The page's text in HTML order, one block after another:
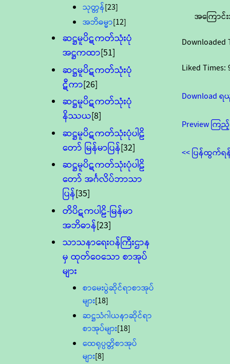
သုတ္တန်[23]
အဘိဓမ္မာ[12]
ဆဋ္ဌမူပိဋကတ်သုံးပုံ
အဋ္ဌကထာ[51]
ဆဋ္ဌမူပိဋကတ်သုံးပုံ
ဋီကာ[26]
ဆဋ္ဌမူပိဋကတ်သုံးပုံ
နိဿယ[8]
ဆဋ္ဌမူပိဋကတ်သုံးပုံပါဠိ
တော် မြန်မာပြန်[32]
ဆဋ္ဌမူပိဋကတ်သုံးပုံပါဠိ
တော် အင်္ဂလိပ်ဘာသာ
ပြန်[35]
တိပိဋကပါဠိ-မြန်မာ
အဘိဓာန်[23]
သာသနာရေး၀န်ကြီးဌာန
မှ ထုတ်ဝေသော စာအုပ်
များ
စာမေးပွဲဆိုင်ရာစာအုပ်
များ[18]
ဆဋ္ဌသံဂါယနာဆိုင်ရာ
စာအုပ်များ[18]
ထေရုပ္ပတ္တိစာအုပ်
များ[8]
အကြောင်
Downloaded
Liked Times:
Download
Preview ကြ
<< ပြန်ထွက်ရ